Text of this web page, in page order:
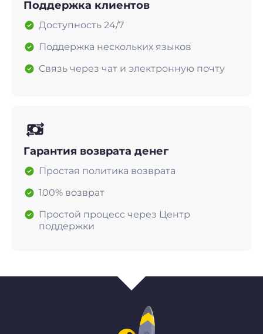
Поддержка клиентов
Доступность 24/7
Поддержка нескольких языков
Связь через чат и электронную почту
Гарантия возврата денег
Простая политика возврата
100% возврат
Простой процесс через Центр
поддержки